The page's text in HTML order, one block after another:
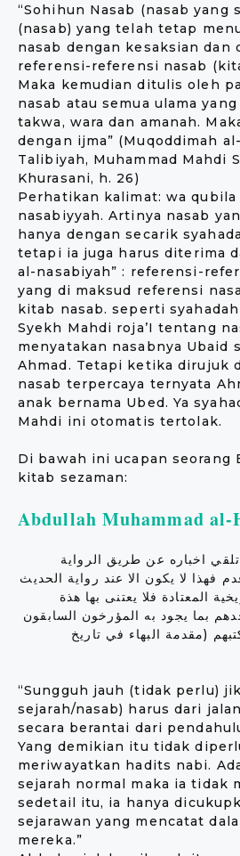
“Sohihun Nasab (nasab yang
(nasab) yang telah tetap
nasab dengan kesaksian dan
referensi-referensi nasab
Maka kemudian ditulis oleh
nasab atau semua ulama
takwa, wara dan amanah.
dengan ijma” (Muqoddimah
Talibiyah, Muhammad Mahdi
Khurasani, h. 26)
Perhatikan kalimat: wa qubila
nasabiyyah. Artinya nasab
hanya dengan secarik
tetapi ia juga harus diterima
al-nasabiyah” : referensi-
yang di maksud referensi
kitab nasab. seperti
Syekh Mahdi roja’I tentang
menyatakan nasabnya Ubaid
Ahmad. Tetapi ketika dirujuk
nasab terpercaya ternyata
anak bernama Ubed. Ya
Mahdi ini otomatis tertolak.
Di bawah ini ucapan seorang
kitab sezaman:
Abdullah Muhammad al-
اخباره عن طريق الرواية
فهذا لا يكون الا عند رواية الحديث
المعتادة فلا يعتنى بها هذة
بما يجود به المؤرخون السابقون
(مقدمة البهاء في تاريخ
“Sungguh jauh (tidak perlu)
sejarah/nasab) harus dari
secara berantai dari
Yang demikian itu tidak
meriwayatkan hadits nabi.
sejarah normal maka ia tidak
sedetail itu, ia hanya
sejarawan yang mencatat
mereka.”